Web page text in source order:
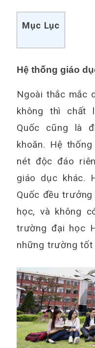
Mục Lục
Hệ thống giáo
Ngoài thắc mắc
không thì chất
Quốc cũng là
khoăn. Hệ
nét độc đáo
giáo dục khác.
Quốc đều
học, và không
trường đại học
những trường tốt